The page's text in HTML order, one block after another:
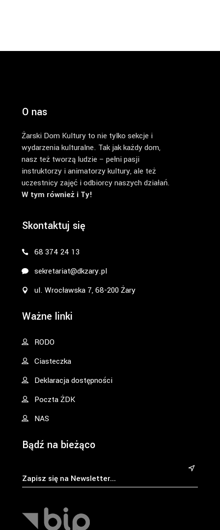
O nas
Żarski Dom Kultury to nie tylko sekcje i
wydarzenia kulturalne. Tak jak każdy dom,
nasz też tworzą ludzie – pełni pasji
instruktorzy i animatorzy kultury, ale też
uczestnicy zajęć i odbiorcy naszych działań.
W tym również i Ty!
Skontaktuj się
68 374 24 13
sekretariat@dkzary.pl
ul. Wrocławska 7, 68-200 Żary
Ważne linki
RODO
Ciasteczka
Deklaracja dostępności
Poczta ŻDK
NAS
Bądź na bieżąco
&